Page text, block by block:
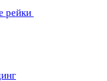
рейки